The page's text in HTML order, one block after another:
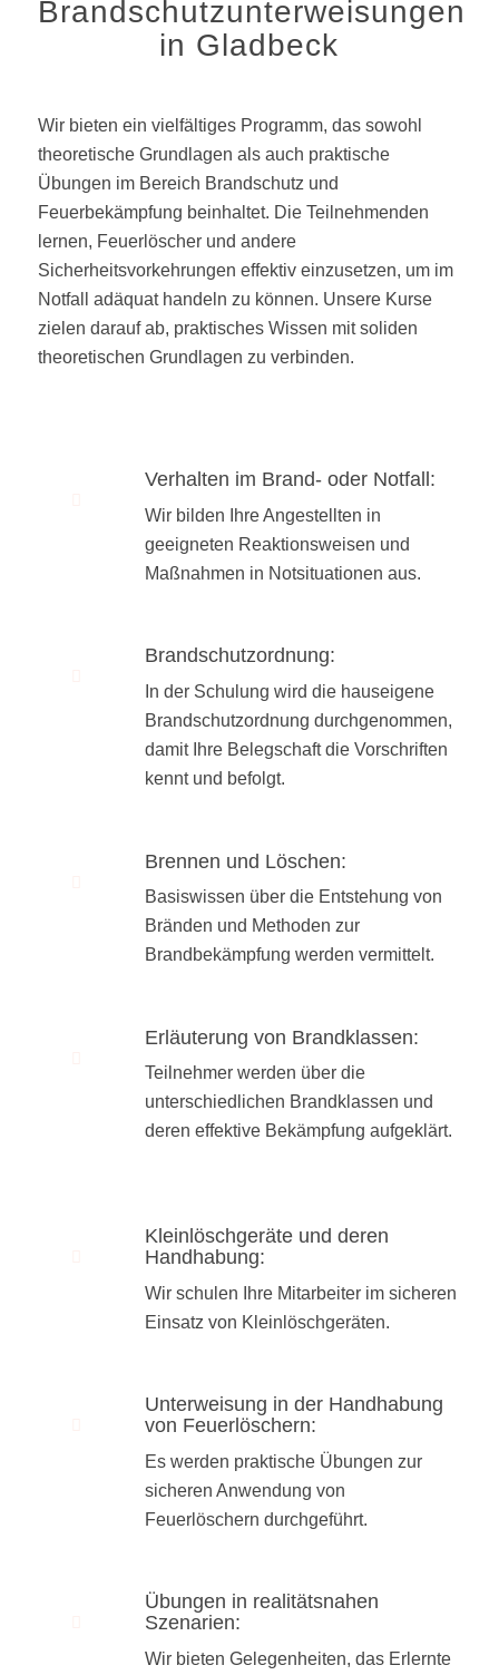
Brandschutzunterweisungen
in Gladbeck
Wir bieten ein vielfältiges Programm, das sowohl
theoretische Grundlagen als auch praktische
Übungen im Bereich Brandschutz und
Feuerbekämpfung beinhaltet. Die Teilnehmenden
lernen, Feuerlöscher und andere
Sicherheitsvorkehrungen effektiv einzusetzen, um im
Notfall adäquat handeln zu können. Unsere Kurse
zielen darauf ab, praktisches Wissen mit soliden
theoretischen Grundlagen zu verbinden.
Verhalten im Brand- oder Notfall:
Wir bilden Ihre Angestellten in
geeigneten Reaktionsweisen und
Maßnahmen in Notsituationen aus.
Brandschutzordnung:
In der Schulung wird die hauseigene
Brandschutzordnung durchgenommen,
damit Ihre Belegschaft die Vorschriften
kennt und befolgt.
Brennen und Löschen:
Basiswissen über die Entstehung von
Bränden und Methoden zur
Brandbekämpfung werden vermittelt.
Erläuterung von Brandklassen:
Teilnehmer werden über die
unterschiedlichen Brandklassen und
deren effektive Bekämpfung aufgeklärt.
Kleinlöschgeräte und deren
Handhabung:
Wir schulen Ihre Mitarbeiter im sicheren
Einsatz von Kleinlöschgeräten.
Unterweisung in der Handhabung
von Feuerlöschern:
Es werden praktische Übungen zur
sicheren Anwendung von
Feuerlöschern durchgeführt.
Übungen in realitätsnahen
Szenarien:
Wir bieten Gelegenheiten, das Erlernte